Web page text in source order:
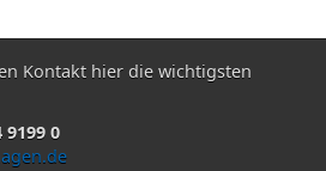
Kontakt hier die wichtigsten
9199 0